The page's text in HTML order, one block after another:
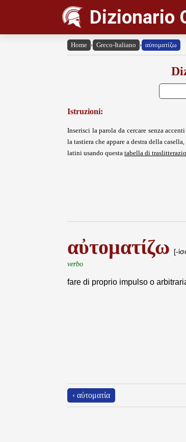
Dizionario
Home › Greco-Italiano › αὐτοματίζω
Istruzioni:
Inserisci la parola da cercare senza
la tastiera che appare a destra della
latini usando questa tabella di
αὐτοματίζω
[-
verbo
fare di proprio impulso o
‹ αὐτοματία